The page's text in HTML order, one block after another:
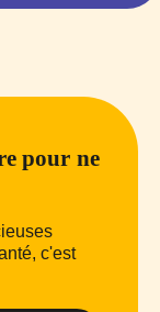
pour ne
c'est